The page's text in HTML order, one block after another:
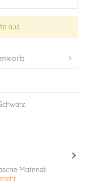
aus
Material:
mehr